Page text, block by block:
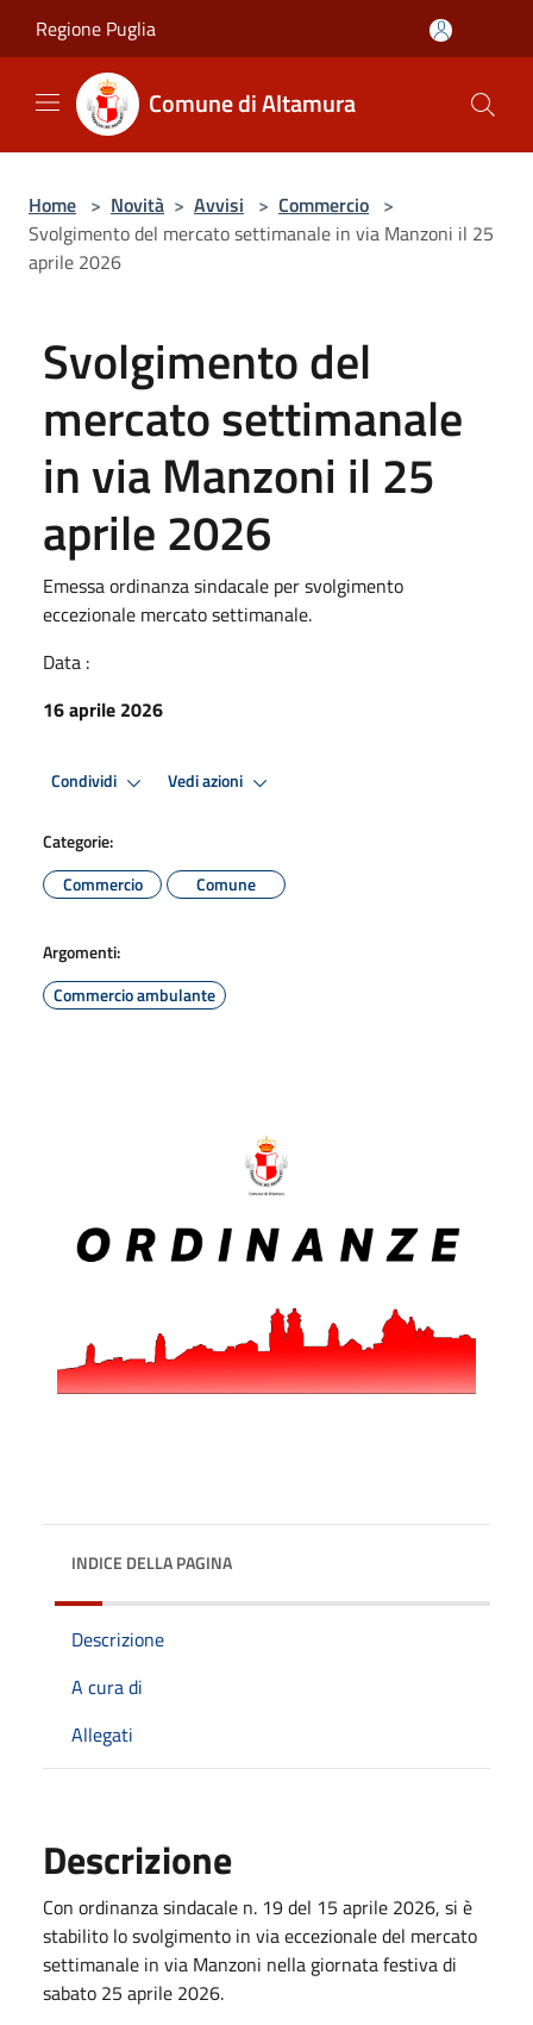
Regione Puglia
Comune di Altamura
Home > Novità > Avvisi > Commercio >
Svolgimento del mercato settimanale in via Manzoni il 25
aprile 2026
Svolgimento del
mercato settimanale
in via Manzoni il 25
aprile 2026
Emessa ordinanza sindacale per svolgimento
eccezionale mercato settimanale.
Data :
16 aprile 2026
Condividi Vedi azioni
Categorie:
Commercio
Comune
Argomenti:
Commercio ambulante
INDICE DELLA PAGINA
Descrizione
A cura di
Allegati
Descrizione
Con ordinanza sindacale n. 19 del 15 aprile 2026, si è
stabilito lo svolgimento in via eccezionale del mercato
settimanale in via Manzoni nella giornata festiva di
sabato 25 aprile 2026.